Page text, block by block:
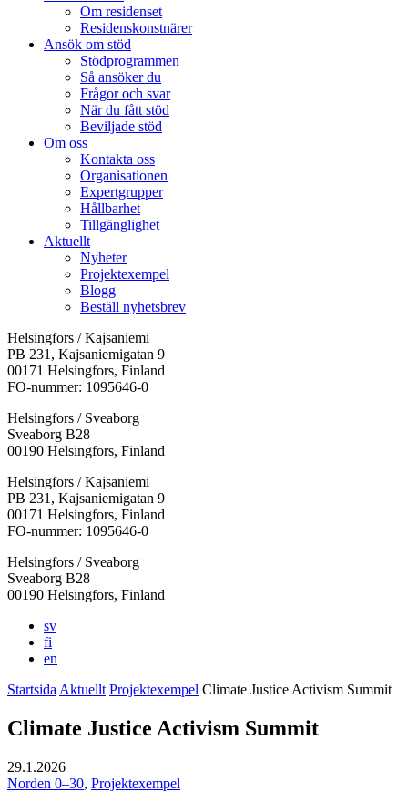
Om residenset
Residenskonstnärer
Ansök om stöd
Stödprogrammen
Så ansöker du
Frågor och svar
När du fått stöd
Beviljade stöd
Om oss
Kontakta oss
Organisationen
Expertgrupper
Hållbarhet
Tillgänglighet
Aktuellt
Nyheter
Projektexempel
Blogg
Beställ nyhetsbrev
Helsingfors / Kajsaniemi
PB 231, Kajsaniemigatan 9
00171 Helsingfors, Finland
FO-nummer: 1095646-0
Helsingfors / Sveaborg
Sveaborg B28
00190 Helsingfors, Finland
Facebook:
Öppnas
i
en
flik
Instagram:
Öppnas
i
en
flik
TikTok:
Öppnas
i
en
flik
Youtube:
Öppnas
i
en
flik
Vimeo:
Öppnas
i
en
flik
Helsingfors / Kajsaniemi
PB 231, Kajsaniemigatan 9
00171 Helsingfors, Finland
FO-nummer: 1095646-0
Helsingfors / Sveaborg
Sveaborg B28
00190 Helsingfors, Finland
sv
fi
en
Startsida Aktuellt Projektexempel Climate Justice Activism Summit
Climate Justice Activism Summit
29.1.2026
Norden 0–30, Projektexempel